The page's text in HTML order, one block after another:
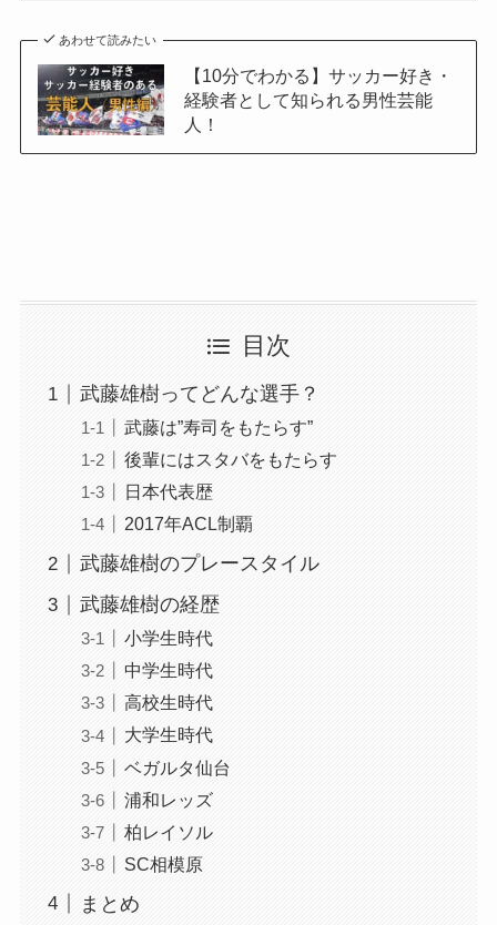
あわせて読みたい
【10分でわかる】サッカー好き・
経験者として知られる男性芸能
人！
目次
武藤雄樹ってどんな選手？
武藤は”寿司をもたらす”
後輩にはスタバをもたらす
日本代表歴
2017年ACL制覇
武藤雄樹のプレースタイル
武藤雄樹の経歴
小学生時代
中学生時代
高校生時代
大学生時代
ベガルタ仙台
浦和レッズ
柏レイソル
SC相模原
まとめ